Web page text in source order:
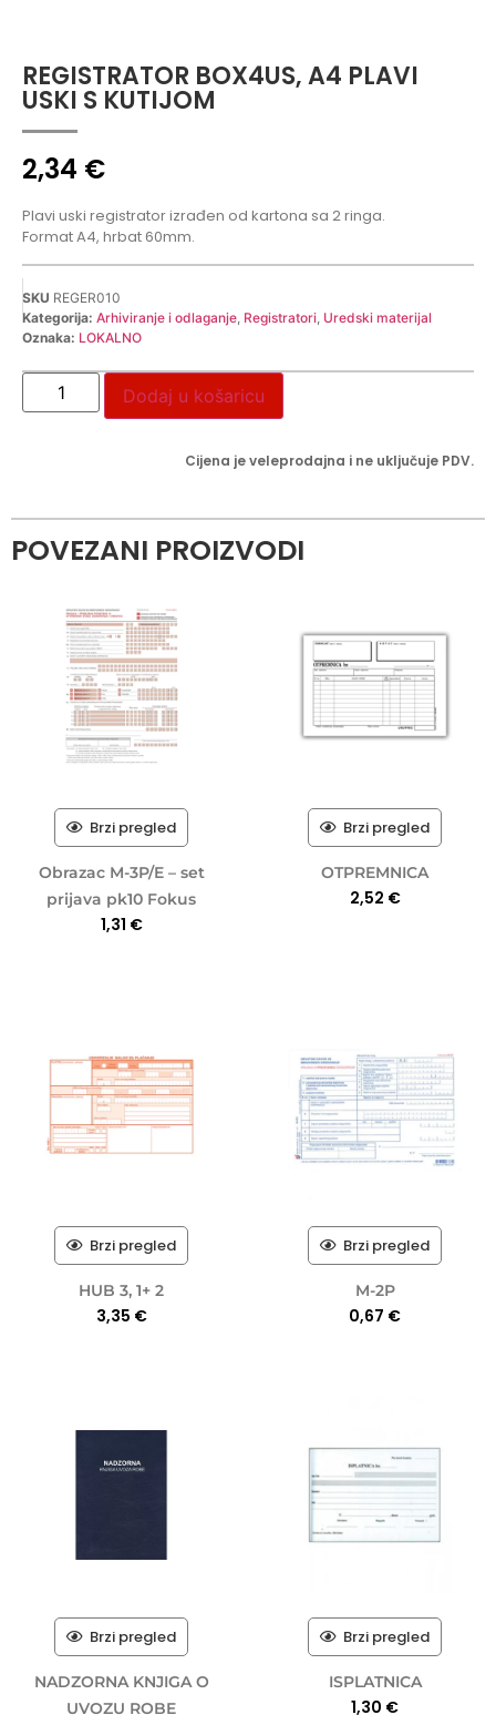
REGISTRATOR BOX4US, A4 PLAVI
USKI S KUTIJOM
2,34 €
Plavi uski registrator izrađen od kartona sa 2 ringa.
Format A4, hrbat 60mm.
SKU REGER010
Kategorija: Arhiviranje i odlaganje Registratori Uredski materijal
Oznaka: LOKALNO
Dodaj u košaricu
Cijena je veleprodajna i ne uključuje PDV.
POVEZANI PROIZVODI
Brzi pregled
Obrazac M-3P/E – set
prijava pk10 Fokus
1,31 €
Brzi pregled
OTPREMNICA
2,52 €
Brzi pregled
HUB 3, 1+ 2
3,35 €
Brzi pregled
M-2P
0,67 €
Brzi pregled
NADZORNA KNJIGA O
UVOZU ROBE
Brzi pregled
ISPLATNICA
1,30 €